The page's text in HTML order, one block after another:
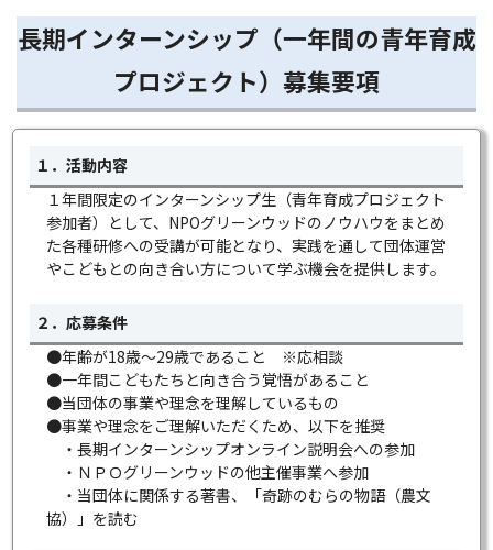
長期インターンシップ（一年間の青年育成
プロジェクト）募集要項
１．活動内容
１年間限定のインターンシップ生（青年育成プロジェクト
参加者）として、NPOグリーンウッドのノウハウをまとめ
た各種研修への受講が可能となり、実践を通して団体運営
やこどもとの向き合い方について学ぶ機会を提供します。
２．応募条件
●年齢が18歳～29歳であること ※応相談
●一年間こどもたちと向き合う覚悟があること
●当団体の事業や理念を理解しているもの
●事業や理念をご理解いただくため、以下を推奨
・長期インターンシップオンライン説明会への参加
・ＮＰＯグリーンウッドの他主催事業へ参加
・当団体に関係する著書、「奇跡のむらの物語（農文
協）」を読む